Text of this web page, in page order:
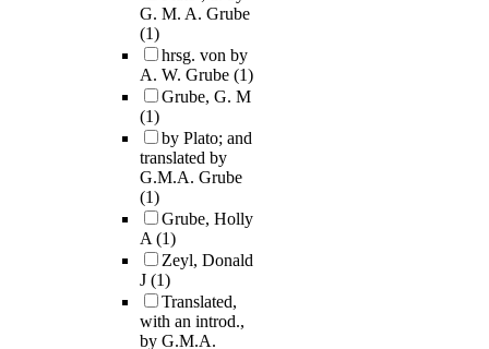
G. M. A. Grube
(1)
hrsg. von by
A. W. Grube (1)
Grube, G. M
(1)
by Plato; and
translated by
G.M.A. Grube
(1)
Grube, Holly
A(1)
Zeyl, Donald
J (1)
Translated,
with an introd.,
by G.M.A.